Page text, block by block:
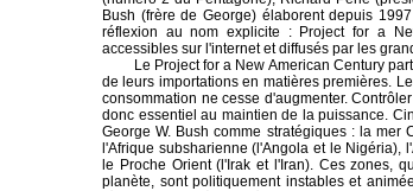
Bush (frère de George) élaborent depuis
réflexion au nom explicite : Project for a
accessibles sur l'internet et diffusés par les
Le Project for a New American Century
de leurs importations en matières premières.
consommation ne cesse d'augmenter.
donc essentiel au maintien de la puissance.
George W. Bush comme stratégiques : la
l'Afrique subsharienne (l'Angola et le
le Proche Orient (l'Irak et l'Iran). Ces zones,
planète, sont politiquement instables et